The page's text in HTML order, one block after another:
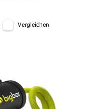
Vergleichen